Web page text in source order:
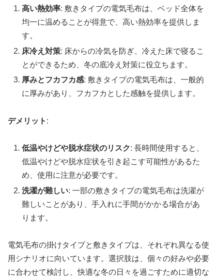
高い熱効率: 敷きタイプの電気毛布は、ベッド全体を
均一に温めることが得意で、高い熱効率を提供しま
す。
床冷え対策: 床からの冷気を防ぎ、冷えた床で寝るこ
とができるため、冬の底冷え対策に役立ちます。
厚みとフカフカ感: 敷きタイプの電気毛布は、一般的
に厚みがあり、フカフカとした感触を提供します。
デメリット :
低温やけどや脱水症状のリスク: 長時間使用すると、
低温やけどや脱水症状を引き起こす可能性があるた
め、使用に注意が必要です。
洗濯が難しい: 一部の敷きタイプの電気毛布は洗濯が
難しいことがあり、手入れに手間がかかる場合があ
ります。
電気毛布の掛けタイプと敷きタイプは、それぞれ異なる使
用シナリオに向いています。選択肢は、個々の好みや必要
に合わせて検討し、快適な冬の日々を過ごすために適切な